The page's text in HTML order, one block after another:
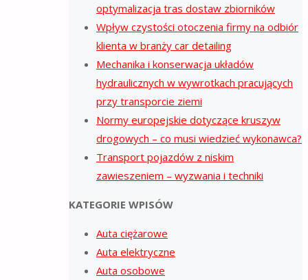
optymalizacja tras dostaw zbiorników
Wpływ czystości otoczenia firmy na odbiór
klienta w branży car detailing
Mechanika i konserwacja układów
hydraulicznych w wywrotkach pracujących
przy transporcie ziemi
Normy europejskie dotyczące kruszyw
drogowych – co musi wiedzieć wykonawca?
Transport pojazdów z niskim
zawieszeniem – wyzwania i techniki
KATEGORIE WPISÓW
Auta ciężarowe
Auta elektryczne
Auta osobowe